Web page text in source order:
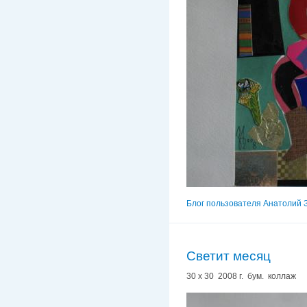
Блог пользователя Анатолий
Светит месяц
30 х 30 2008 г. бум. коллаж